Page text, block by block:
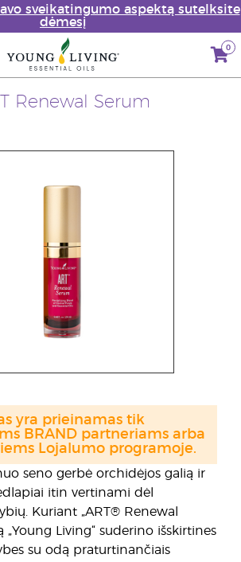
sveikatingumo aspektą sutelksite
dėmesį
0
Renewal Serum
seno gerbė orchidėjos galią ir
itin vertinami dėl
Kuriant „ART® Renewal
„Young Living“ suderino išskirtines
su odą praturtinančiais
yra prieinamas tik
BRAND partneriams arba
Lojalumo programoje.